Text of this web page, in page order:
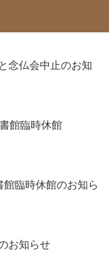
念仏会中止のお知
館臨時休館
臨時休館のお知ら
お知らせ